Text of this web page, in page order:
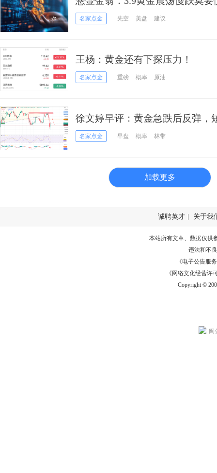
名家点金 先空 美盘 建议
王杨：黄金还有下探压力！
名家点金 重磅 概率 原油
徐文婷早评：黄金急跌后反弹，
名家点金 早盘 概率 林带
加载更多
诚聘英才 关于我
本站所有文章、数据仅供
违法和不
《电子公告服务
《网络文化经营许
Copyright ©
闽